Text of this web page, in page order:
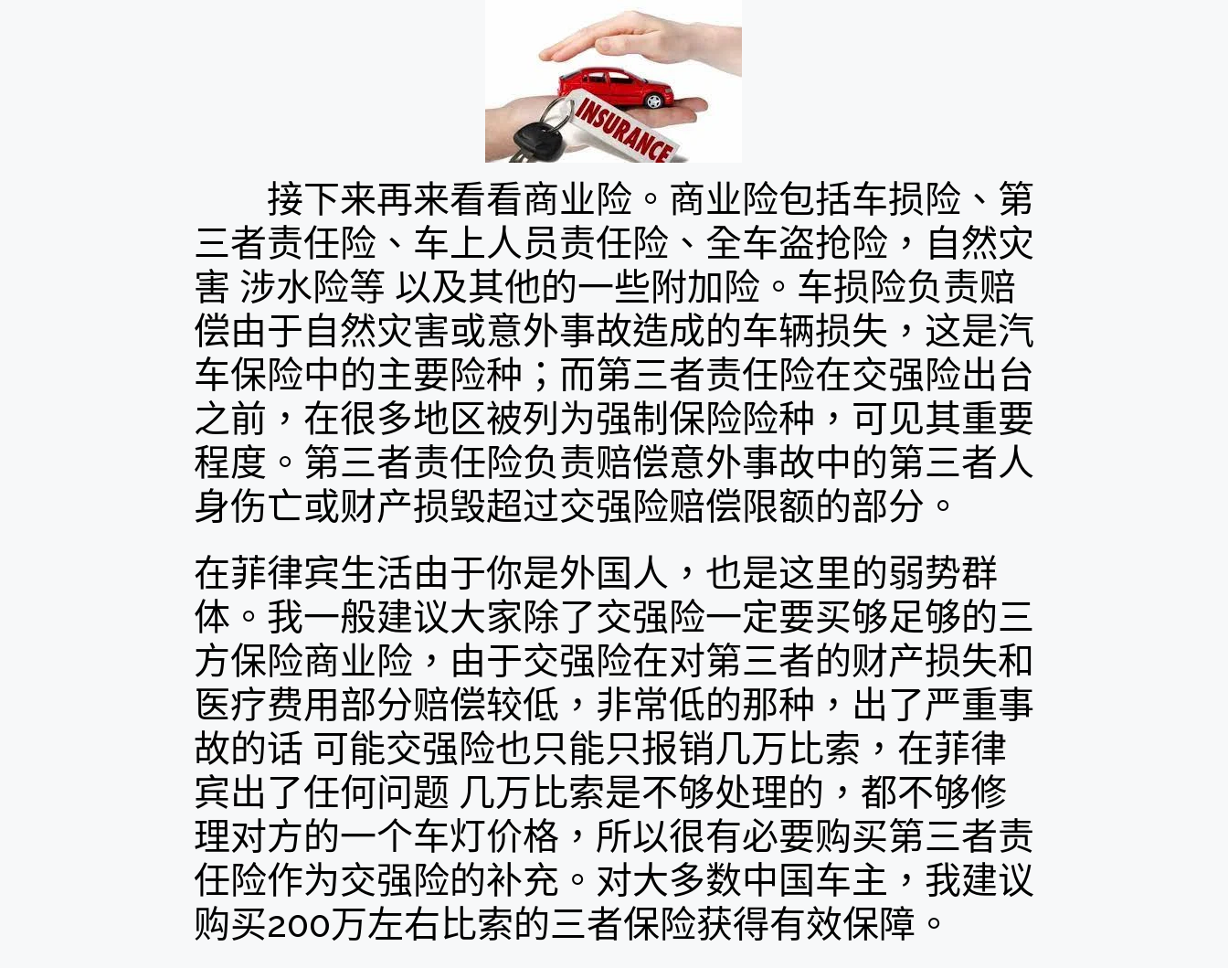
接下来再来看看商业险。商业险包括车损险、第
三者责任险、车上人员责任险、全车盗抢险，自然灾
害 涉水险等 以及其他的一些附加险。车损险负责赔
偿由于自然灾害或意外事故造成的车辆损失，这是汽
车保险中的主要险种；而第三者责任险在交强险出台
之前，在很多地区被列为强制保险险种，可见其重要
程度。第三者责任险负责赔偿意外事故中的第三者人
身伤亡或财产损毁超过交强险赔偿限额的部分。
在菲律宾生活由于你是外国人，也是这里的弱势群
体。我一般建议大家除了交强险一定要买够足够的三
方保险商业险，由于交强险在对第三者的财产损失和
医疗费用部分赔偿较低，非常低的那种，出了严重事
故的话 可能交强险也只能只报销几万比索，在菲律
宾出了任何问题 几万比索是不够处理的，都不够修
理对方的一个车灯价格，所以很有必要购买第三者责
任险作为交强险的补充。对大多数中国车主，我建议
购买200万左右比索的三者保险获得有效保障。